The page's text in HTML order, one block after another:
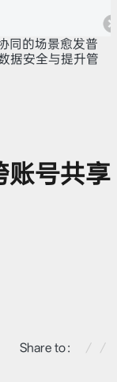
同的场景愈发普
据安全与提升管
账号共享
Share to：